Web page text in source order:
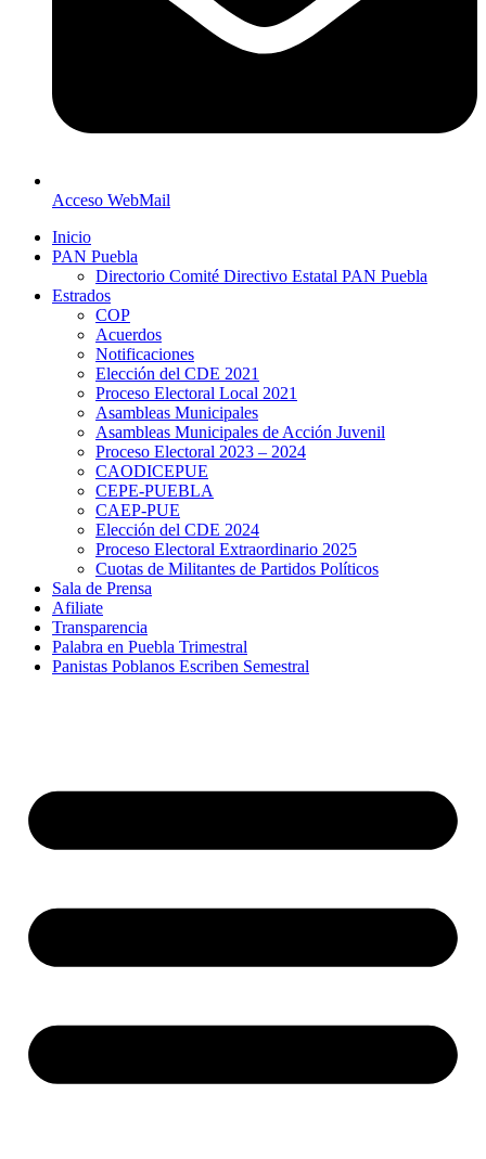
Acceso WebMail
Inicio
PAN Puebla
Directorio Comité Directivo Estatal PAN Puebla
Estrados
COP
Acuerdos
Notificaciones
Elección del CDE 2021
Proceso Electoral Local 2021
Asambleas Municipales
Asambleas Municipales de Acción Juvenil
Proceso Electoral 2023 – 2024
CAODICEPUE
CEPE-PUEBLA
CAEP-PUE
Elección del CDE 2024
Proceso Electoral Extraordinario 2025
Cuotas de Militantes de Partidos Políticos
Sala de Prensa
Afiliate
Transparencia
Palabra en Puebla Trimestral
Panistas Poblanos Escriben Semestral